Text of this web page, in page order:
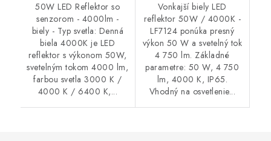
50W LED Reflektor so
senzorom - 4000lm -
biely - Typ svetla: Denná
biela 4000K je LED
reflektor s výkonom 50W,
svetelným tokom 4000 lm,
farbou svetla 3000 K /
4000 K / 6400 K,...
Vonkajší biely LED
reflektor 50W / 4000K -
LF7124 ponúka presný
výkon 50 W a svetelný tok
4 750 lm. Základné
parametre: 50 W, 4 750
lm, 4000 K, IP65.
Vhodný na osvetlenie...